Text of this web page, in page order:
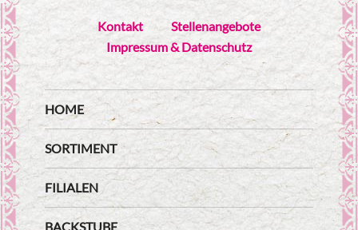
Kontakt
Stellenangebote
Impressum & Datenschutz
HOME
SORTIMENT
FILIALEN
BACKSTUBE